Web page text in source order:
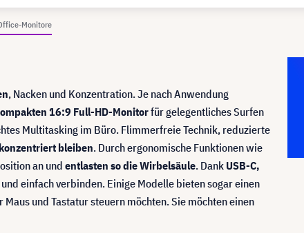
Monitore
, Nacken und Konzentration. Je nach Anwendung
16:9 Full-HD-Monitorfür gelegentliches Surfen
Multitasking im Büro. Flimmerfreie Technik, reduzierte
bleiben. Durch ergonomische Funktionen wie
an und entlasten so die Wirbelsäule. Dank USB-C,
einfach verbinden. Einige Modelle bieten sogar einen
und Tastatur steuern möchten. Sie möchten einen